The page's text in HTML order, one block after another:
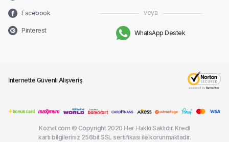
Facebook
Pinterest
veya
WhatsApp Destek
İnternette Güvenli Alışveriş
Kozvit.com © Copyright 2020 Her Hakkı Saklıdır. Kredi
kartı bilgileriniz 256bit SSL sertifikası ile korunmaktadır.